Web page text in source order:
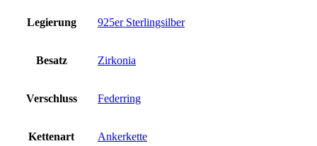
Legierung 925er Sterlingsilber
Besatz Zirkonia
Verschluss Federring
Kettenart Ankerkette